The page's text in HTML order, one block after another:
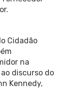
Cidadão
na
discurso do
Kennedy,